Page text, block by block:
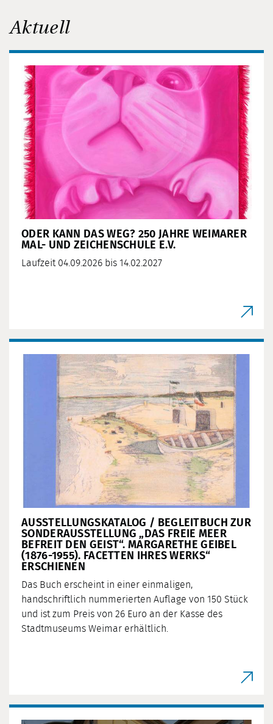
Aktuell
ODER KANN DAS WEG? 250 JAHRE WEIMARER
MAL- UND ZEICHENSCHULE E.V.
Laufzeit 04.09.2026 bis 14.02.2027
AUSSTELLUNGSKATALOG / BEGLEITBUCH ZUR
SONDERAUSSTELLUNG „DAS FREIE MEER
BEFREIT DEN GEIST“. MARGARETHE GEIBEL
(1876-1955). FACETTEN IHRES WERKS“
ERSCHIENEN
Das Buch erscheint in einer einmaligen,
handschriftlich nummerierten Auflage von 150 Stück
und ist zum Preis von 26 Euro an der Kasse des
Stadtmuseums Weimar erhältlich.